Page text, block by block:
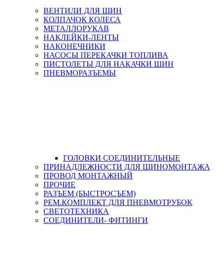
ВЕНТИЛИ ДЛЯ ШИН
КОЛПАЧОК КОЛЕСА
МЕТАЛЛОРУКАВ
НАКЛЕЙКИ-ЛЕНТЫ
НАКОНЕЧНИКИ
НАСОСЫ ПЕРЕКАЧКИ ТОПЛИВА
ПИСТОЛЕТЫ ДЛЯ НАКАЧКИ ШИН
ПНЕВМОРАЗЪЕМЫ
ГОЛОВКИ СОЕДИНИТЕЛЬНЫЕ
ПРИНАДЛЕЖНОСТИ ДЛЯ ШИНОМОНТАЖА
ПРОВОД МОНТАЖНЫЙ
ПРОЧИЕ
РАЗЪЕМ (БЫСТРОСЪЕМ)
РЕМ.КОМПЛЕКТ ДЛЯ ПНЕВМОТРУБОК
СВЕТОТЕХНИКА
СОЕДИНИТЕЛИ- ФИТИНГИ